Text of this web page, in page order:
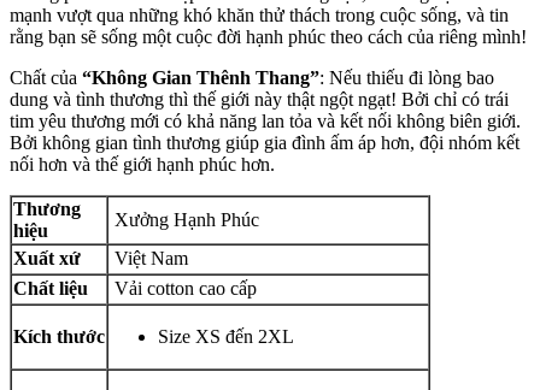
mạnh vượt qua những khó khăn thử thách trong cuộc sống, và tin
rằng bạn sẽ sống một cuộc đời hạnh phúc theo cách của riêng mình!
Chất của “Không Gian Thênh Thang”: Nếu thiếu đi lòng bao
dung và tình thương thì thế giới này thật ngột ngạt! Bởi chỉ có trái
tim yêu thương mới có khả năng lan tỏa và kết nối không biên giới.
Bởi không gian tình thương giúp gia đình ấm áp hơn, đội nhóm kết
nối hơn và thế giới hạnh phúc hơn.
Thương
hiệu
Xưởng Hạnh Phúc
Xuất xứ
Việt Nam
Chất liệu
Vải cotton cao cấp
Kích thước Size XS đến 2XL